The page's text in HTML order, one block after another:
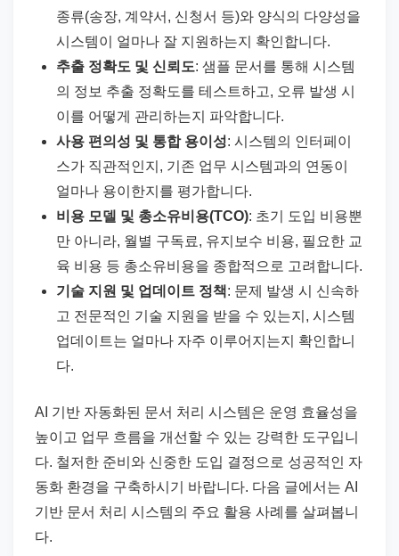
종류(송장, 계약서, 신청서 등)와 양식의 다양성을
시스템이 얼마나 잘 지원하는지 확인합니다.
추출 정확도 및 신뢰도: 샘플 문서를 통해 시스템
의 정보 추출 정확도를 테스트하고, 오류 발생 시
이를 어떻게 관리하는지 파악합니다.
사용 편의성 및 통합 용이성: 시스템의 인터페이
스가 직관적인지, 기존 업무 시스템과의 연동이
얼마나 용이한지를 평가합니다.
비용 모델 및 총소유비용(TCO): 초기 도입 비용뿐
만 아니라, 월별 구독료, 유지보수 비용, 필요한 교
육 비용 등 총소유비용을 종합적으로 고려합니다.
기술 지원 및 업데이트 정책: 문제 발생 시 신속하
고 전문적인 기술 지원을 받을 수 있는지, 시스템
업데이트는 얼마나 자주 이루어지는지 확인합니
다.
AI 기반 자동화된 문서 처리 시스템은 운영 효율성을
높이고 업무 흐름을 개선할 수 있는 강력한 도구입니
다. 철저한 준비와 신중한 도입 결정으로 성공적인 자
동화 환경을 구축하시기 바랍니다. 다음 글에서는 AI
기반 문서 처리 시스템의 주요 활용 사례를 살펴봅니
다.